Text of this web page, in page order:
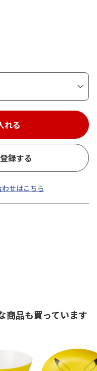
れる
録する
せはこちら
商品も買っています